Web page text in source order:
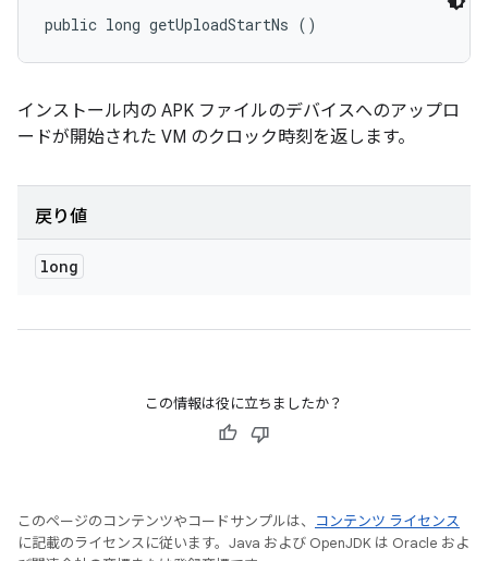
public long getUploadStartNs ()
インストール内の APK ファイルのデバイスへのアップロ
ードが開始された VM のクロック時刻を返します。
戻り値
long
この情報は役に立ちましたか？
このページのコンテンツやコードサンプルは、
コンテンツ ライセンス
に記載のライセンスに従います。Java および OpenJDK は Oracle およ